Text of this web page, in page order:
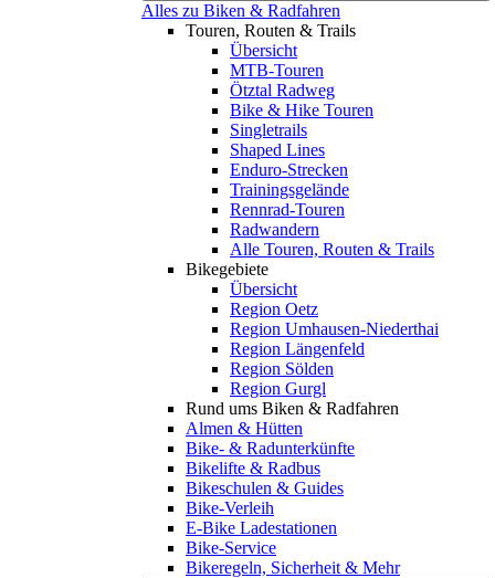
Alles zu Biken & Radfahren
Touren, Routen & Trails
Übersicht
MTB-Touren
Ötztal Radweg
Bike & Hike Touren
Singletrails
Shaped Lines
Enduro-Strecken
Trainingsgelände
Rennrad-Touren
Radwandern
Alle Touren, Routen & Trails
Bikegebiete
Übersicht
Region Oetz
Region Umhausen-Niederthai
Region Längenfeld
Region Sölden
Region Gurgl
Rund ums Biken & Radfahren
Almen & Hütten
Bike- & Radunterkünfte
Bikelifte & Radbus
Bikeschulen & Guides
Bike-Verleih
E-Bike Ladestationen
Bike-Service
Bikeregeln, Sicherheit & Mehr